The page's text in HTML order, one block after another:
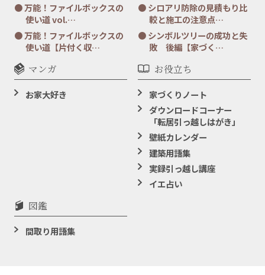
万能！ファイルボックスの
使い道 vol.…
万能！ファイルボックスの
使い道【片付く収…
シロアリ防除の見積もり比
較と施工の注意点…
シンボルツリーの成功と失
敗 後編【家づく…
マンガ
お家大好き
お役立ち
家づくりノート
ダウンロードコーナー
「転居引っ越しはがき」
壁紙カレンダー
建築用語集
実録引っ越し講座
イエ占い
図鑑
間取り用語集